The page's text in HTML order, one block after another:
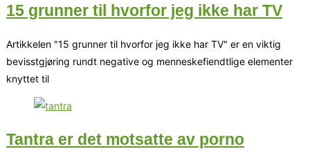
15 grunner til hvorfor jeg ikke har TV
Artikkelen "15 grunner til hvorfor jeg ikke har TV" er en viktig
bevisstgjøring rundt negative og menneskefiendtlige elementer
knyttet til
Tantra er det motsatte av porno